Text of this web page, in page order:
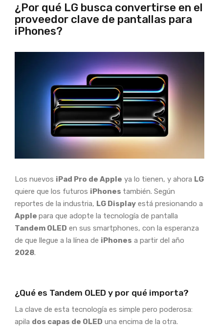
¿Por qué LG busca convertirse en el
proveedor clave de pantallas para
iPhones?
Los nuevos iPad Pro de Apple ya lo tienen, y ahora LG
quiere que los futuros iPhones también. Según
reportes de la industria, LG Display está presionando a
Apple para que adopte la tecnología de pantalla
Tandem OLED en sus smartphones, con la esperanza
de que llegue a la línea de iPhones a partir del año
2028.
¿Qué es Tandem OLED y por qué importa?
La clave de esta tecnología es simple pero poderosa:
apila dos capas de OLED una encima de la otra.